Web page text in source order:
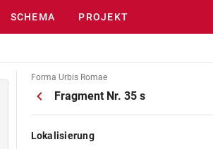
SCHEMA PROJEKT
Forma Urbis Romae
Fragment Nr. 35 s
Lokalisierung